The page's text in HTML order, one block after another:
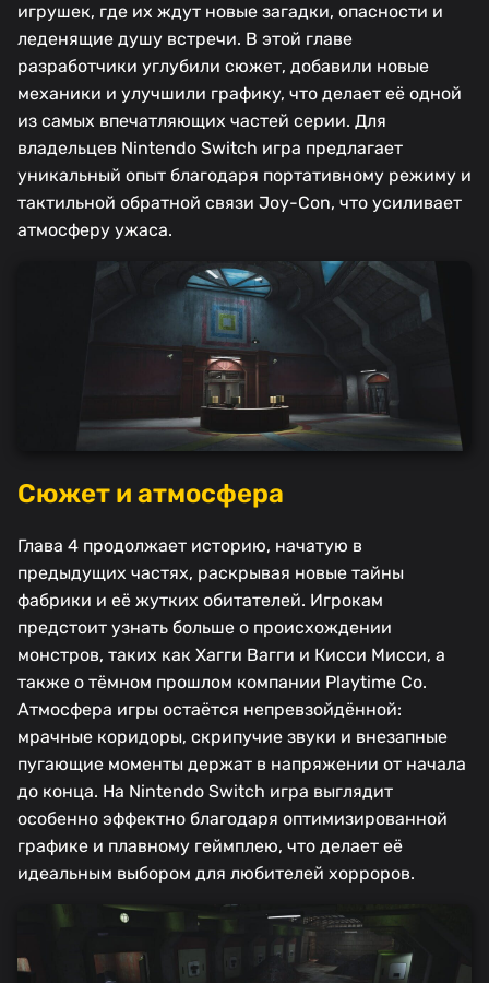
игрушек, где их ждут новые загадки, опасности и
леденящие душу встречи. В этой главе
разработчики углубили сюжет, добавили новые
механики и улучшили графику, что делает её одной
из самых впечатляющих частей серии. Для
владельцев Nintendo Switch игра предлагает
уникальный опыт благодаря портативному режиму и
тактильной обратной связи Joy-Con, что усиливает
атмосферу ужаса.
Сюжет и атмосфера
Глава 4 продолжает историю, начатую в
предыдущих частях, раскрывая новые тайны
фабрики и её жутких обитателей. Игрокам
предстоит узнать больше о происхождении
монстров, таких как Хагги Вагги и Кисси Мисси, а
также о тёмном прошлом компании Playtime Co.
Атмосфера игры остаётся непревзойдённой:
мрачные коридоры, скрипучие звуки и внезапные
пугающие моменты держат в напряжении от начала
до конца. На Nintendo Switch игра выглядит
особенно эффектно благодаря оптимизированной
графике и плавному геймплею, что делает её
идеальным выбором для любителей хорроров.